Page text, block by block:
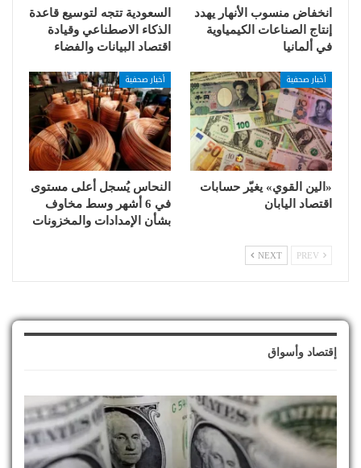
انخفاض منسوب الأنهار يهدد
إنتاج الصناعات الكيمياوية
في ألمانيا
السعودية تتجه لتوسيع قاعدة
الذكاء الاصطناعي وقيادة
اقتصاد البيانات والفضاء
أخبار صحفية
«الين القوي» يغيّر حسابات
اقتصاد اليابان
أخبار صحفية
النحاس يُسجل أعلى مستوى
في 6 أشهر وسط مخاوف
بشأن الإمدادات والمخزونات
NEXT
إقتصاد وأسواق